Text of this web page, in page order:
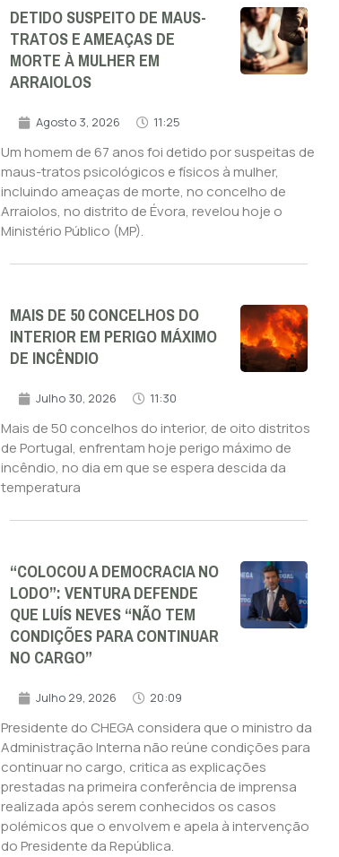
DETIDO SUSPEITO DE MAUS-
TRATOS E AMEAÇAS DE
MORTE À MULHER EM
ARRAIOLOS
Agosto 3, 2026 11:25
Um homem de 67 anos foi detido por suspeitas de
maus-tratos psicológicos e físicos à mulher,
incluindo ameaças de morte, no concelho de
Arraiolos, no distrito de Évora, revelou hoje o
Ministério Público (MP).
MAIS DE 50 CONCELHOS DO
INTERIOR EM PERIGO MÁXIMO
DE INCÊNDIO
Julho 30, 2026 11:30
Mais de 50 concelhos do interior, de oito distritos
de Portugal, enfrentam hoje perigo máximo de
incêndio, no dia em que se espera descida da
temperatura
“COLOCOU A DEMOCRACIA NO
LODO”: VENTURA DEFENDE
QUE LUÍS NEVES “NÃO TEM
CONDIÇÕES PARA CONTINUAR
NO CARGO”
Julho 29, 2026 20:09
Presidente do CHEGA considera que o ministro da
Administração Interna não reúne condições para
continuar no cargo, critica as explicações
prestadas na primeira conferência de imprensa
realizada após serem conhecidos os casos
polémicos que o envolvem e apela à intervenção
do Presidente da República.